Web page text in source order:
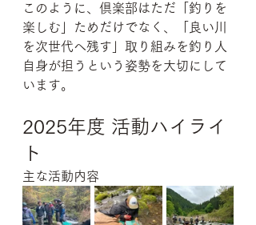
このように、倶楽部はただ「釣りを
楽しむ」ためだけでなく、「良い川
を次世代へ残す」取り組みを釣り人
自身が担うという姿勢を大切にして
います。
2025年度 活動ハイライ
ト
主な活動内容